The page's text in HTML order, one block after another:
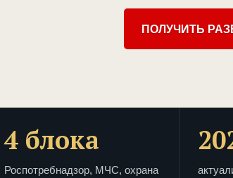
ПОЛУЧИТЬ
4 блока
Роспотребнадзор, МЧС, охрана